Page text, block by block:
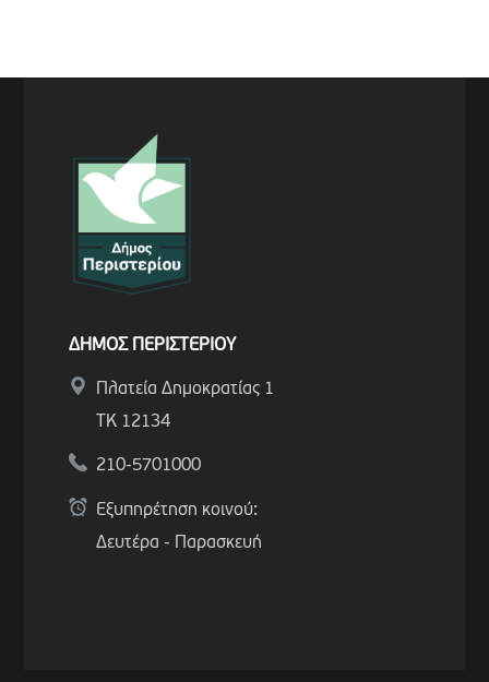
ΔΗΜΟΣ ΠΕΡΙΣΤΕΡΙΟΥ
Πλατεία Δημοκρατίας 1
ΤΚ 12134
210-5701000
Εξυπηρέτηση κοινού:
Δευτέρα - Παρασκευή